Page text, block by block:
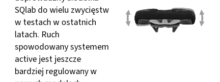
SQlab do wielu zwycięstw
w testach w ostatnich
latach. Ruch
spowodowany systemem
active jest jeszcze
bardziej regulowany w